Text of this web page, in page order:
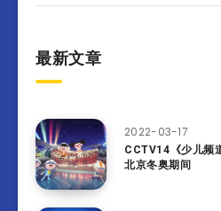
最新文章
2022-03-17
CCTV14《少儿频
北京冬奥期间